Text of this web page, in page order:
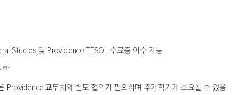
Studies 및 Providence TESOL 수료증 이수 가능
함
Providence 교무처와 별도 협의가 필요하며 추가학기가 소요될 수 있음